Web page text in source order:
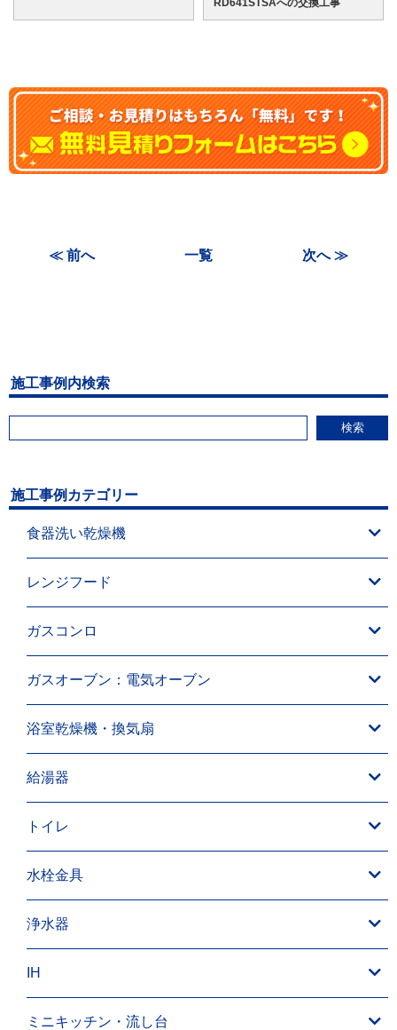
≪ 前へ 一覧 次へ ≫
施工事例内検索
検索
施工事例カテゴリー
食器洗い乾燥機
レンジフード
ガスコンロ
ガスオーブン：電気オーブン
浴室乾燥機・換気扇
給湯器
トイレ
水栓金具
浄水器
IH
ミニキッチン・流し台